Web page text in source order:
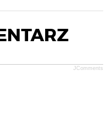
JComments